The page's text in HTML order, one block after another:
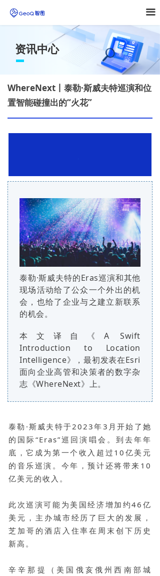
끀
WhereNext丨泰勒·斯威夫特巡演和位
置智能碰撞出的“火花”
泰勒·斯威夫特的Eras巡演和其他
现场活动给了公众一个外出的机
会，也给了企业与之建立新联系
的机会。
本文译自《A Swift
Introduction to Location
Intelligence》，最初发表在Esri
面向企业高管和决策者的数字杂
志《WhereNext》上。
泰勒·斯威夫特于2023年3月开始了她
的国际“Eras”巡回演唱会。到去年年
底，它成为第一个收入超过10亿美元
的音乐巡演。今年，预计还将带来10
亿美元的收入。
此次巡演可能为美国经济增加约46亿
美元，主办城市经历了巨大的发展，
芝加哥的酒店入住率在周末创下历史
新高。
辛辛那提（美国俄亥俄州西南部城
资讯中心